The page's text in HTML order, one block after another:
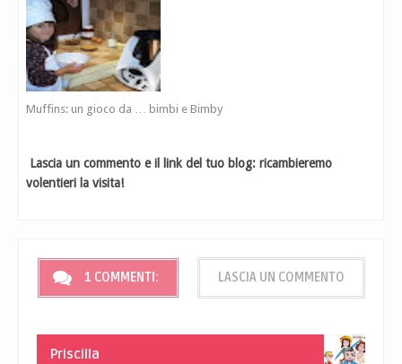
Muffins: un gioco da … bimbi e Bimby
Lascia un commento e il link del tuo blog: ricambieremo
volentieri la visita!
1 COMMENTI: LASCIA UN COMMENTO
Priscilla